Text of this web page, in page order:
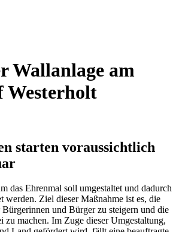
Wallanlage am
starten voraussichtlich
das Ehrenmal soll umgestaltet und dadurch
werden. Ziel dieser Maßnahme ist es, die
und Bürger zu steigern und die
zu machen. Im Zuge dieser Umgestaltung,